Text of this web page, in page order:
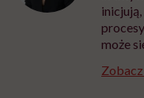
może